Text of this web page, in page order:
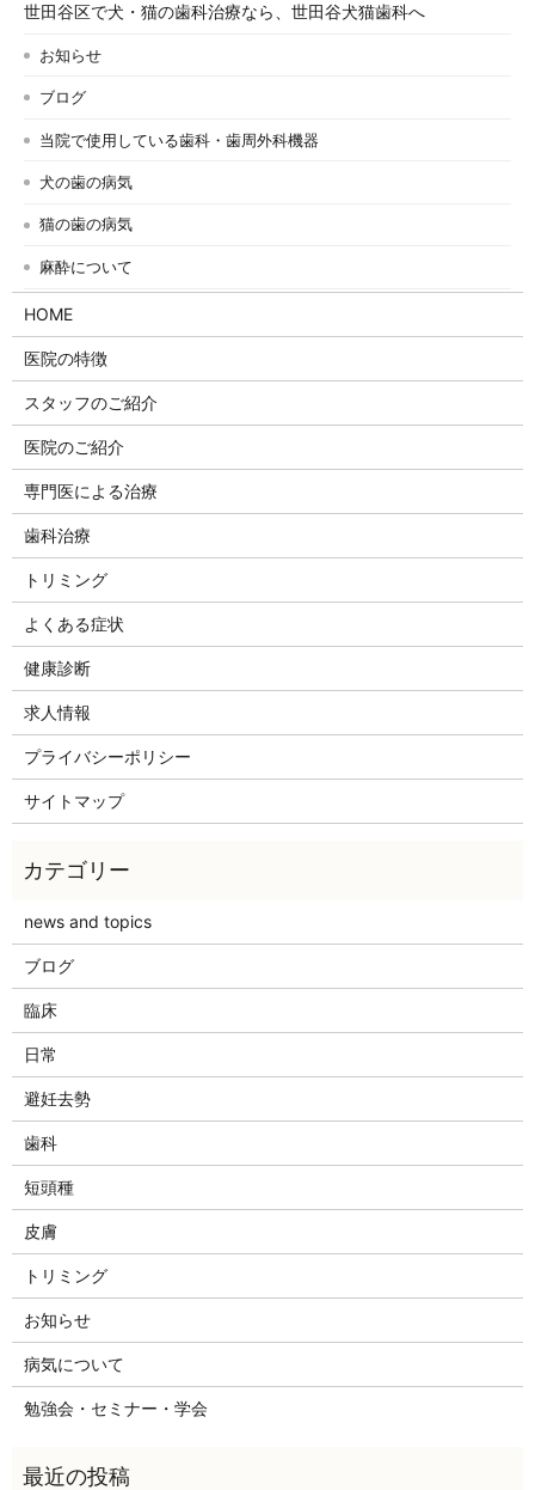
世田谷区で犬・猫の歯科治療なら、世田谷犬猫歯科へ
お知らせ
ブログ
当院で使用している歯科・歯周外科機器
犬の歯の病気
猫の歯の病気
麻酔について
HOME
医院の特徴
スタッフのご紹介
医院のご紹介
専門医による治療
歯科治療
トリミング
よくある症状
健康診断
求人情報
プライバシーポリシー
サイトマップ
news and topics
ブログ
臨床
日常
避妊去勢
歯科
短頭種
皮膚
トリミング
お知らせ
病気について
勉強会・セミナー・学会